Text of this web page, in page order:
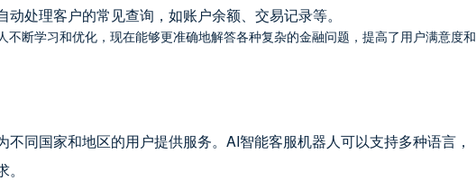
处理客户的常见查询，如账户余额、交易记录等。
不断学习和优化，现在能够更准确地解答各种复杂的金融问题，提高了用户满意度和
同国家和地区的用户提供服务。AI智能客服机器人可以支持多种语言，